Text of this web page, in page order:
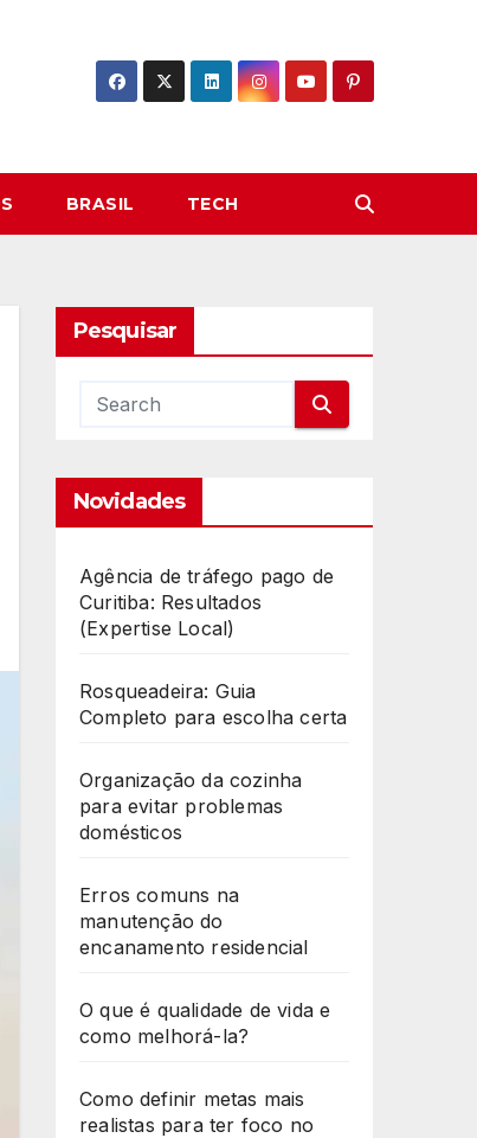
BRASIL TECH
Pesquisar
Novidades
Agência de tráfego pago de
Curitiba: Resultados
(Expertise Local)
Rosqueadeira: Guia
Completo para escolha certa
Organização da cozinha
para evitar problemas
domésticos
Erros comuns na
manutenção do
encanamento residencial
O que é qualidade de vida e
como melhorá-la?
Como definir metas mais
realistas para ter foco no